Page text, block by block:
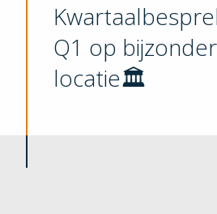
Q1 op
locatie🏛️